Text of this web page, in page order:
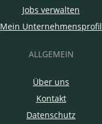
Jobs verwalten
Mein Unternehmensprofil
ALLGEMEIN
Über uns
Kontakt
Datenschutz